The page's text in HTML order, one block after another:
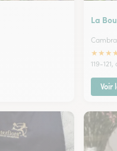
La
★★★
119-
Voir